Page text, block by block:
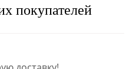
покупателей